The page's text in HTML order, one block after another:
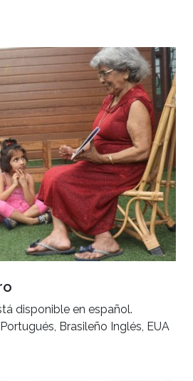
disponible en español.
Brasileño Inglés, EUA